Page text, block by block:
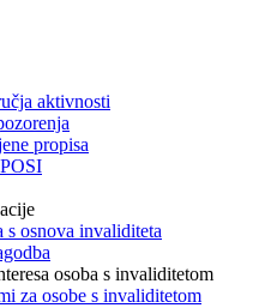
aktivnosti
propisa
osnova invaliditeta
osoba s invaliditetom
za osobe s invaliditetom